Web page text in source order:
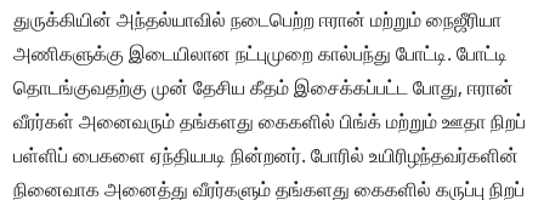
துருக்கியின் அந்தல்யாவில் நடைபெற்ற ஈரான் மற்றும் நைஜீரியா
அணிகளுக்கு இடையிலான நட்புமுறை கால்பந்து போட்டி. போட்டி
தொடங்குவதற்கு முன் தேசிய கீதம் இசைக்கப்பட்ட போது, ஈரான்
வீரர்கள் அனைவரும் தங்களது கைகளில் பிங்க் மற்றும் ஊதா நிறப்
பள்ளிப் பைகளை ஏந்தியபடி நின்றனர். போரில் உயிரிழந்தவர்களின்
நினைவாக அனைத்து வீரர்களும் தங்களது கைகளில் கருப்பு நிறப்